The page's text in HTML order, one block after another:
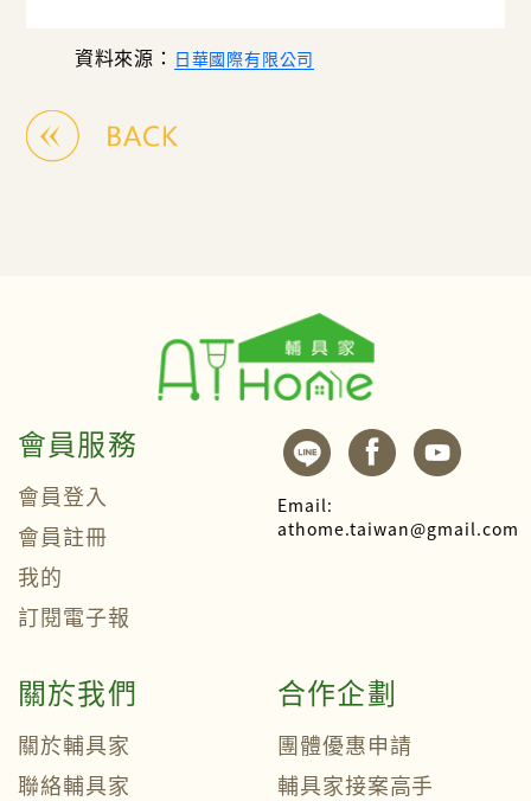
資料來源： 日華國際有限公司
會員服務
會員登入
會員註冊
我的
訂閱電子報
Email:
athome.taiwan@gmail.com
關於我們
關於輔具家
聯絡輔具家
合作企劃
團體優惠申請
輔具家接案高手